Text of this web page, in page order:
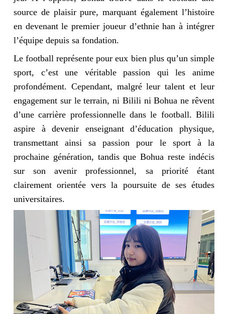
source de plaisir pure, marquant également l’histoire
en devenant le premier joueur d’ethnie han à intégrer
l’équipe depuis sa fondation.
Le football représente pour eux bien plus qu’un simple
sport, c’est une véritable passion qui les anime
profondément. Cependant, malgré leur talent et leur
engagement sur le terrain, ni Bilili ni Bohua ne rêvent
d’une carrière professionnelle dans le football. Bilili
aspire à devenir enseignant d’éducation physique,
transmettant ainsi sa passion pour le sport à la
prochaine génération, tandis que Bohua reste indécis
sur son avenir professionnel, sa priorité étant
clairement orientée vers la poursuite de ses études
universitaires.